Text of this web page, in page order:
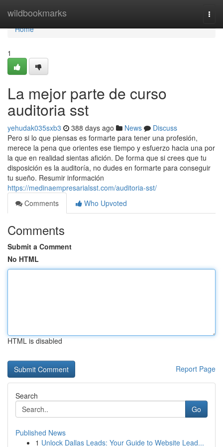
wildbookmarks
Home
Home
1
La mejor parte de curso
auditoria sst
yehudak035sxb3 388 days ago News
Discuss
Pero si lo que piensas es formarte para tener una profesión,
merece la pena que orientes ese tiempo y esfuerzo hacia una por
la que en realidad sientas afición. De forma que si crees que tu
disposición es la auditoría, no dudes en formarte para conseguir
tu sueño. Resumir información
https://medinaempresarialsst.com/auditoria-sst/
Comments
Who Upvoted
Comments
Submit a Comment
No HTML
HTML is disabled
Report Page
Search
Go
Published News
1 Unlock Dallas Leads: Your Guide to Website Lead...